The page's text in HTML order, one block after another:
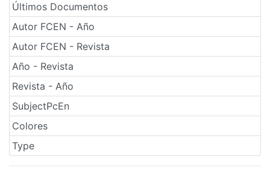
Últimos Documentos
Autor FCEN - Año
Autor FCEN - Revista
Año - Revista
Revista - Año
SubjectPcEn
Colores
Type